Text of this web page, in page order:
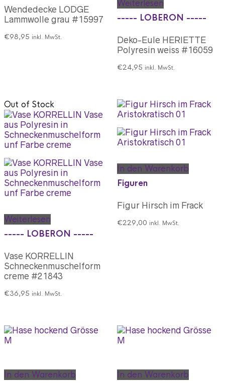
Wendedecke LODGE
Lammwolle grau #15997
€98,95 inkl. MwSt.
Weiterlesen
----- LOBERON -----
Deko-Eule HERIETTE
Polyresin weiss #16059
€24,95 inkl. MwSt.
Out of Stock
Weiterlesen
----- LOBERON -----
Vase KORRELLIN
Schneckenmuschelform
creme #21843
€36,95 inkl. MwSt.
In den Warenkorb
Figuren
Figur Hirsch im Frack
€229,00 inkl. MwSt.
In den Warenkorb
In den Warenkorb